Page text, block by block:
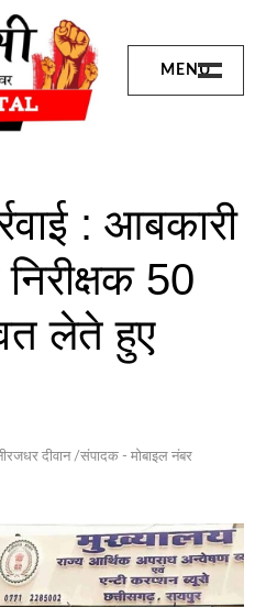
MENU
शिवरीनारायण
राष्ट्रीय
PAGE
: आबकारी
50
लेते हुए
दीवान /संपादक - मोबाइल नंबर